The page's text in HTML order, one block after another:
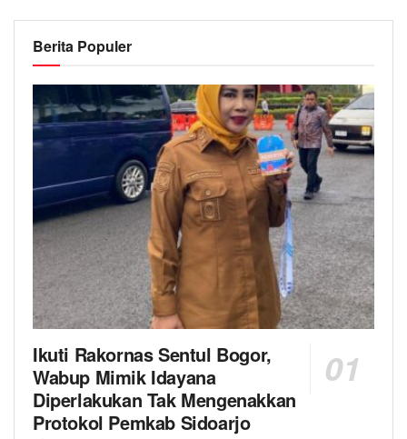
Berita Populer
Ikuti Rakornas Sentul Bogor,
Wabup Mimik Idayana
Diperlakukan Tak Mengenakkan
Protokol Pemkab Sidoarjo